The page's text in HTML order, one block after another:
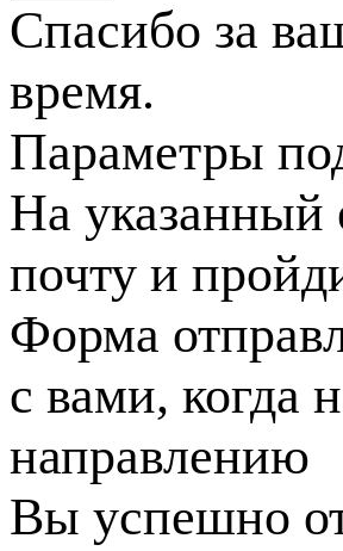
Спасибо за
время.
Параметры
На указанный
почту и
Форма
с вами, когда
направлению
Вы успешно